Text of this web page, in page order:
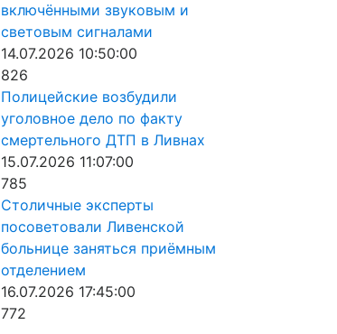
включёнными звуковым и
световым сигналами
14.07.2026 10:50:00
826
Полицейские возбудили
уголовное дело по факту
смертельного ДТП в Ливнах
15.07.2026 11:07:00
785
Столичные эксперты
посоветовали Ливенской
больнице заняться приёмным
отделением
16.07.2026 17:45:00
772